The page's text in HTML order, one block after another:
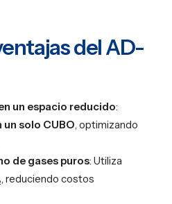
del AD-
un espacio reducido:
un solo CUBO, optimizando
de gases puros: Utiliza
, reduciendo costos